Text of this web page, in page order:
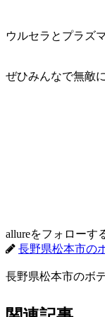
ウルセラとプラズ
ぜひみんなで無
allureをフォローす
長野県松本市の
長野県松本市のボ